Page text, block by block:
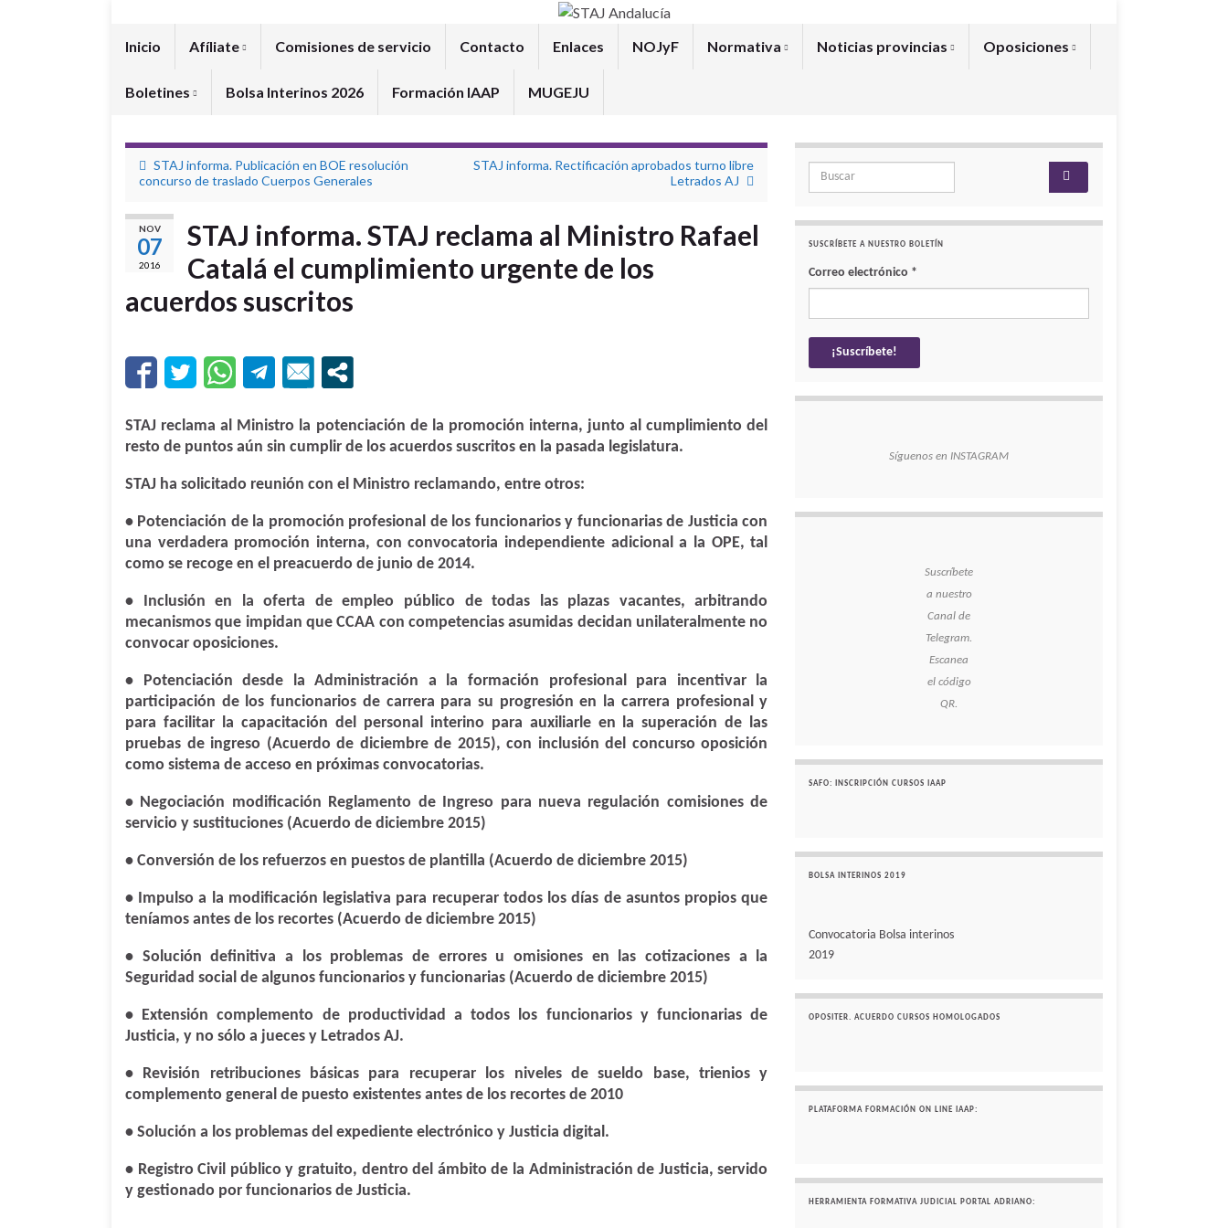
Inicio Afíliate Comisiones de servicio Contacto Enlaces NOJyF Normativa Noticias provincias Oposiciones
Boletines Bolsa Interinos 2026 Formación IAAP MUGEJU
STAJ informa. Publicación en BOE resolución
concurso de traslado Cuerpos Generales
STAJ informa. Rectificación aprobados turno libre
Letrados AJ
NOV
07
2016
STAJ informa. STAJ reclama al Ministro Rafael
Catalá el cumplimiento urgente de los
acuerdos suscritos
STAJ reclama al Ministro la potenciación de la promoción interna, junto al cumplimiento del
resto de puntos aún sin cumplir de los acuerdos suscritos en la pasada legislatura.
STAJ ha solicitado reunión con el Ministro reclamando, entre otros:
• Potenciación de la promoción profesional de los funcionarios y funcionarias de Justicia con
una verdadera promoción interna, con convocatoria independiente adicional a la OPE, tal
como se recoge en el preacuerdo de junio de 2014.
• Inclusión en la oferta de empleo público de todas las plazas vacantes, arbitrando
mecanismos que impidan que CCAA con competencias asumidas decidan unilateralmente no
convocar oposiciones.
• Potenciación desde la Administración a la formación profesional para incentivar la
participación de los funcionarios de carrera para su progresión en la carrera profesional y
para facilitar la capacitación del personal interino para auxiliarle en la superación de las
pruebas de ingreso (Acuerdo de diciembre de 2015), con inclusión del concurso oposición
como sistema de acceso en próximas convocatorias.
• Negociación modificación Reglamento de Ingreso para nueva regulación comisiones de
servicio y sustituciones (Acuerdo de diciembre 2015)
• Conversión de los refuerzos en puestos de plantilla (Acuerdo de diciembre 2015)
• Impulso a la modificación legislativa para recuperar todos los días de asuntos propios que
teníamos antes de los recortes (Acuerdo de diciembre 2015)
• Solución definitiva a los problemas de errores u omisiones en las cotizaciones a la
Seguridad social de algunos funcionarios y funcionarias (Acuerdo de diciembre 2015)
• Extensión complemento de productividad a todos los funcionarios y funcionarias de
Justicia, y no sólo a jueces y Letrados AJ.
• Revisión retribuciones básicas para recuperar los niveles de sueldo base, trienios y
complemento general de puesto existentes antes de los recortes de 2010
• Solución a los problemas del expediente electrónico y Justicia digital.
• Registro Civil público y gratuito, dentro del ámbito de la Administración de Justicia, servido
y gestionado por funcionarios de Justicia.
Search for:
SUSCRÍBETE A NUESTRO BOLETÍN
Correo electrónico *
Síguenos en INSTAGRAM
Suscríbete
a nuestro
Canal de
Telegram.
Escanea
el código
QR.
SAFO: INSCRIPCIÓN CURSOS IAAP
BOLSA INTERINOS 2019
Convocatoria Bolsa interinos
2019
OPOSITER. ACUERDO CURSOS HOMOLOGADOS
PLATAFORMA FORMACIÓN ON LINE IAAP:
HERRAMIENTA FORMATIVA JUDICIAL PORTAL ADRIANO: